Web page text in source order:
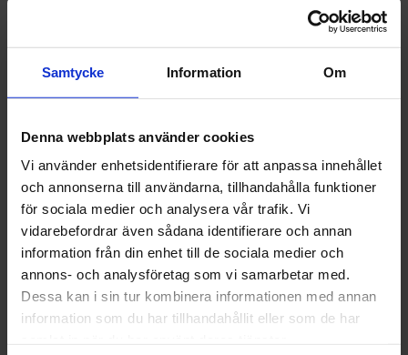
Samtycke Information Om
Denna webbplats använder cookies
Vi använder enhetsidentifierare för att anpassa innehållet
och annonserna till användarna, tillhandahålla funktioner
för sociala medier och analysera vår trafik. Vi
vidarebefordrar även sådana identifierare och annan
information från din enhet till de sociala medier och
annons- och analysföretag som vi samarbetar med.
Dessa kan i sin tur kombinera informationen med annan
information som du har tillhandahållit eller som de har